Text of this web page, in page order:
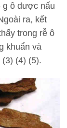
g ô dược nấu
ra, kết
trong rễ ô
khuẩn và
(4) (5).